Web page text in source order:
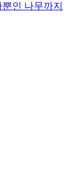
인 나무까지